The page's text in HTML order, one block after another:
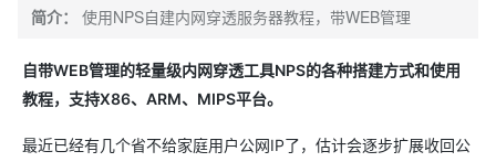
简介： 使用NPS自建内网穿透服务器教程，带WEB管理
自带WEB管理的轻量级内网穿透工具NPS的各种搭建方式和使用
教程，支持X86、ARM、MIPS平台。
最近已经有几个省不给家庭用户公网IP了，估计会逐步扩展收回公